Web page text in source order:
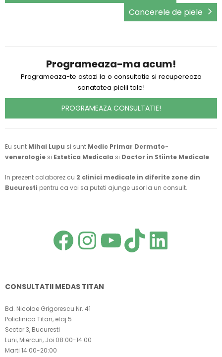
Cancerele de piele
Programeaza-ma acum!
Programeaza-te astazi la o consultatie si recupereaza
sanatatea pielii tale!
PROGRAMEAZA CONSULTATIE!
Eu sunt Mihai Lupu si sunt Medic Primar Dermato-
venerologie si Estetica Medicala si Doctor in Stiinte Medicale.
In prezent colaborez cu 2 clinici medicale in diferite zone din
Bucuresti pentru ca voi sa puteti ajunge usor la un consult.
FacebookTikTok
CONSULTATII MEDAS TITAN
Bd. Nicolae Grigorescu Nr. 41
Policlinica Titan, etaj 5
Sector 3, Bucuresti
Luni, Miercuri, Joi 08:00-14:00
Marti 14:00-20:00